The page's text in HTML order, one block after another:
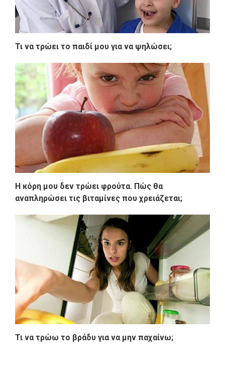
Τι να τρώει το παιδί μου για να ψηλώσει;
Η κόρη μου δεν τρώει φρούτα. Πώς θα
αναπληρώσει τις βιταμίνες που χρειάζεται;
Τι να τρώω το βράδυ για να μην παχαίνω;